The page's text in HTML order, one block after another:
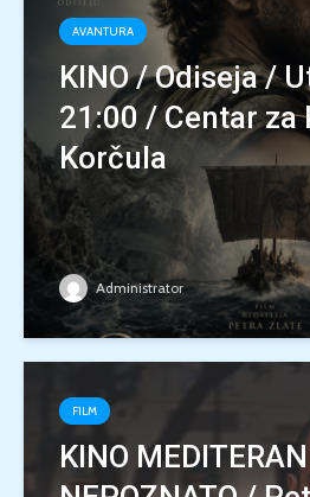
AVANTURA
KINO / Odiseja /
21:00 / Centar za
Korčula
Administrator
FILM
KINO